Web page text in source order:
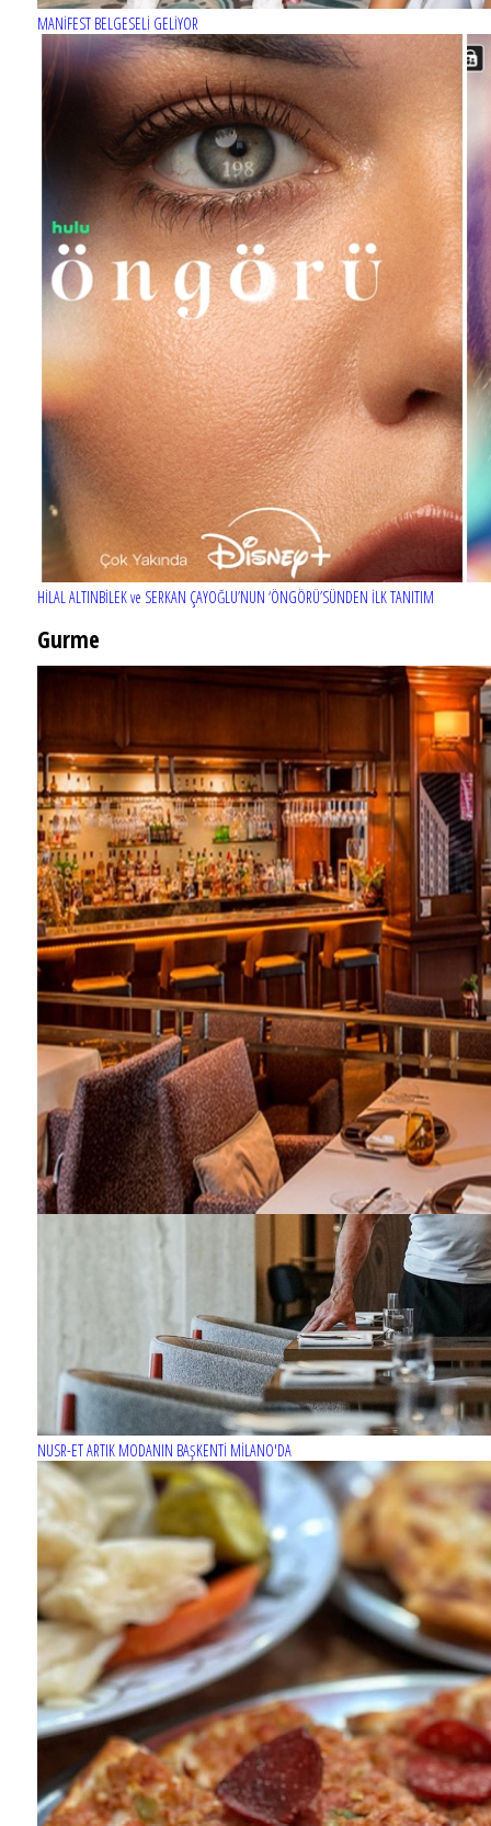
MANİFEST BELGESELİ GELİYOR
HİLAL ALTINBİLEK ve SERKAN ÇAYOĞLU’NUN ‘ÖNGÖRÜ’SÜNDEN İLK TANITIM
Gurme
EĞLENCE HAYATINA YENİ SOLUK: Gabbro Dream Theatre
NUSR-ET ARTIK MODANIN BAŞKENTİ MİLANO'DA